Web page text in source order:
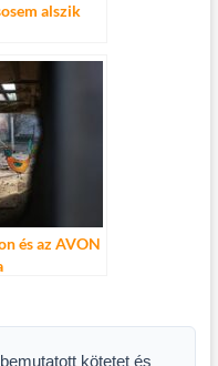
alszik
és az AVON
mellé
kötetet és